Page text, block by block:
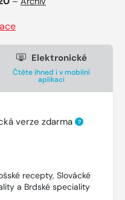
Elektronické
Čtěte ihned i v mobilní
aplikaci
verze zdarma ?
recepty, Slovácké
a Brdské speciality